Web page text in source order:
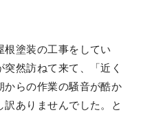
根塗装の工事をしてい
然訪ねて来て、「近く
からの作業の騒音が酷か
訳ありませんでした。と